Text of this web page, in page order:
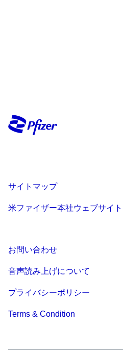
サイトマップ
米ファイザー本社ウェブサイト
お問い合わせ
音声読み上げについて
プライバシーポリシー
Terms & Condition